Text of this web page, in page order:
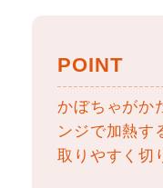
POINT
かぼちゃがか
ンジで加熱す
取りやすく切